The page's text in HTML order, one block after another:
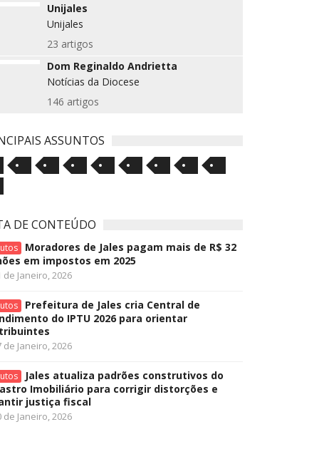
Unijales
Unijales
23 artigos
Dom Reginaldo Andrietta
Notícias da Diocese
146 artigos
ASSUNTOS
DE CONTEÚDO
Moradores de Jales pagam mais de R$ 32
em impostos em 2025
de Janeiro, 2026
Prefeitura de Jales cria Central de
do IPTU 2026 para orientar
de Janeiro, 2026
Jales atualiza padrões construtivos do
Imobiliário para corrigir distorções e
justiça fiscal
de Janeiro, 2026